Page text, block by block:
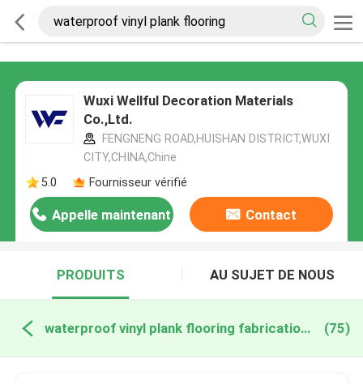
Wuxi Wellful Decoration Materials
Co.,Ltd.
FENGNENG ROAD,HUISHAN DISTRICT,WUXI
CITY,CHINA,Chine
5.0
Fournisseur vérifié
Appelle maintenant Contact
PRODUITS AU SUJET DE NOUS
waterproof vinyl plank flooring fabrication en ligne (75)